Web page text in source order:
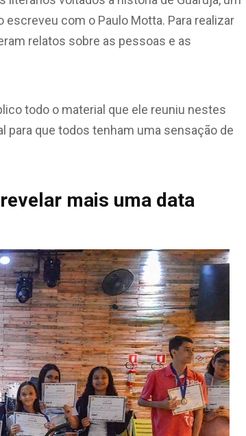
com o Paulo Motta. Para realizar
relatos sobre as pessoas e as
todo o material que ele reuniu nestes
para que todos tenham uma sensação de
mais uma data